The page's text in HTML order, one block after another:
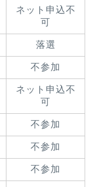
ネット申込不
可
落選
不参加
ネット申込不
可
不参加
不参加
不参加